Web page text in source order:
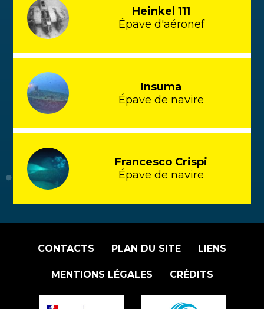
Heinkel 111
Épave d'aéronef
Insuma
Épave de navire
Francesco Crispi
Épave de navire
CONTACTS PLAN DU SITE LIENS
MENTIONS LÉGALES CRÉDITS